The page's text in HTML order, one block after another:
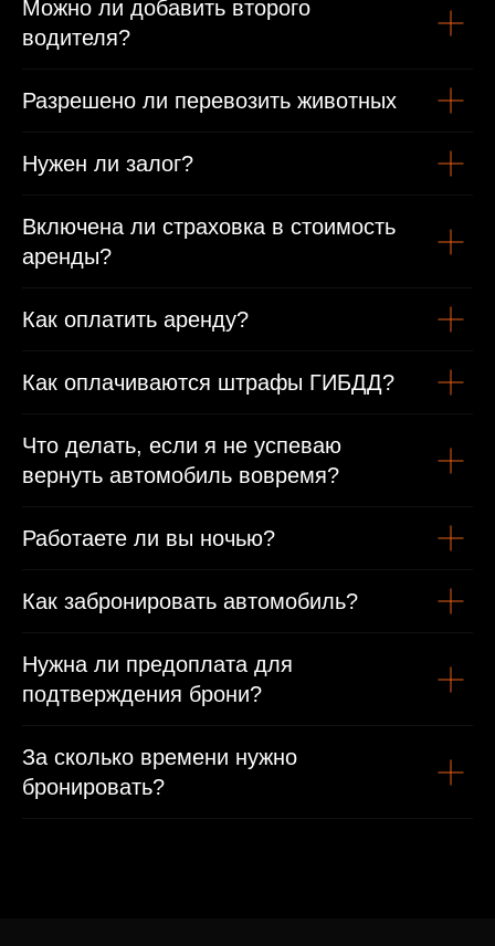
Можно ли добавить второго
водителя?
Разрешено ли перевозить животных
Нужен ли залог?
Включена ли страховка в стоимость
аренды?
Как оплатить аренду?
Как оплачиваются штрафы ГИБДД?
Что делать, если я не успеваю
вернуть автомобиль вовремя?
Работаете ли вы ночью?
Как забронировать автомобиль?
Нужна ли предоплата для
подтверждения брони?
За сколько времени нужно
бронировать?